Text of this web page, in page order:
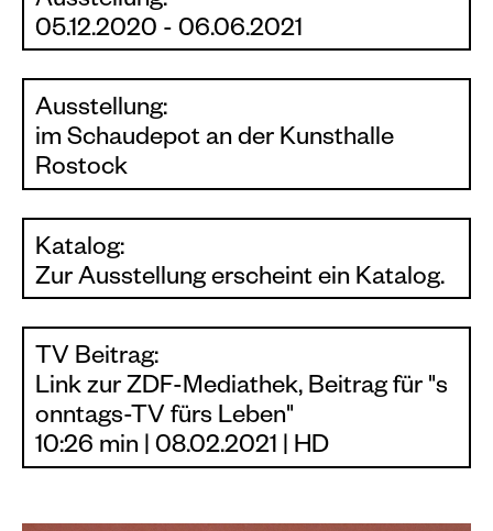
05.12.2020 - 06.06.2021
Ausstellung:
im Schaudepot an der Kunsthalle
Rostock
Katalog:
Zur Ausstellung erscheint ein Katalog.
TV Beitrag:
Link zur ZDF-Mediathek, Beitrag für "s
onntags-TV fürs Leben"
10:26 min | 08.02.2021 | HD